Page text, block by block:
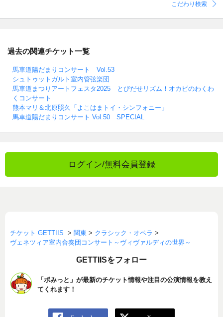
こだわり検索
過去の関連チケット一覧
馬車道陽だまりコンサート Vol.53
シュトゥットガルト室内管弦楽団
馬車道まつりアートフェスタ2025 とびだせリズム！オカピのわくわ
くコンサート
熊本マリ＆北原照久「よこはまトイ・シンフォニー」
馬車道陽だまりコンサート Vol.50 SPECIAL
ログイン/無料会員登録
チケット GETTIIS > 関東 > クラシック・オペラ >
ヴェネツィア室内合奏団コンサート～ヴィヴァルディの世界～
GETTIISをフォロー
「ポみっと」が最新のチケット情報や注目の公演情報を教え
てくれます！